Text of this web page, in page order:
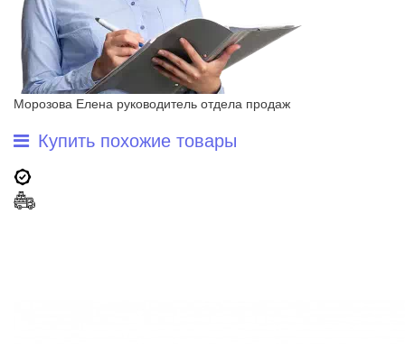
Морозова Елена руководитель отдела продаж
Купить похожие товары